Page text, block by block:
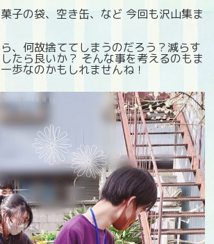
子の袋、空き缶、など 今回も沢山集ま
、何故捨ててしまうのだろう？減らす
たら良いか？ そんな事を考えるのもま
歩なのかもしれませんね！